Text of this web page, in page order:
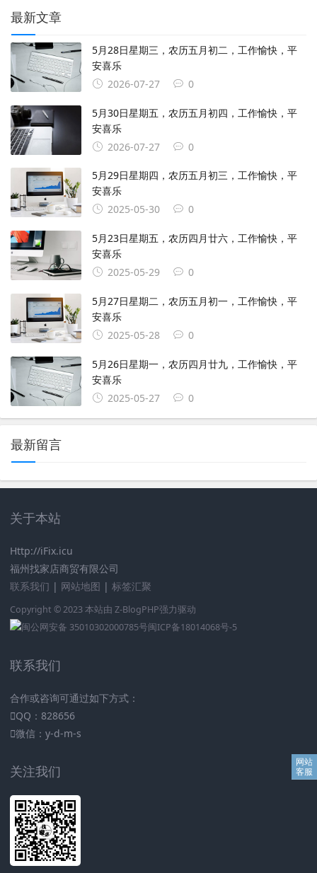
最新文章
5月28日星期三，农历五月初二，工作愉快，平
安喜乐
2026-07-27
0
5月30日星期五，农历五月初四，工作愉快，平
安喜乐
2026-07-27
0
5月29日星期四，农历五月初三，工作愉快，平
安喜乐
2025-05-30
0
5月23日星期五，农历四月廿六，工作愉快，平
安喜乐
2025-05-29
0
5月27日星期二，农历五月初一，工作愉快，平
安喜乐
2025-05-28
0
5月26日星期一，农历四月廿九，工作愉快，平
安喜乐
2025-05-27
0
最新留言
关于本站
Http://iFix.icu
福州找家店商贸有限公司
联系我们 | 网站地图 | 标签汇聚
Copyright © 2023 本站由 Z-BlogPHP强力驱动
闽公网安备 35010302000785号闽ICP备18014068号-5
联系我们
合作或咨询可通过如下方式：
QQ：828656
微信：y-d-m-s
关注我们